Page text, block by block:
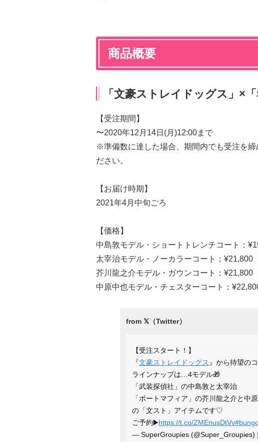
商品概要
「文豪ストレイドッグス」×
【受注期間】
〜2020年12月14日(月)12:00まで
※準備数に達した場合、期間内でも受注を
ださい。
【お届け時期】
2021年4月中旬ごろ
【価格】
中島敦モデル・ショートトレンチコート：
太宰治モデル・ノーカラーコート；¥21,800
芥川龍之介モデル・ガウンコート：¥21,800
中原中也モデル・チェスターコート：
【受注スタート！】
『文豪ストレイドッグス 』から待望の
ラインナップは…4モデル🎁
「武装探偵社」の中島敦と太宰治
「ポートマフィア」の芥川龍之介と中
の「文スト」アイテムです♡
ご予約▶️https://t.co/ZMEnusDtVv
— SuperGroupies (@Super_Groupies)